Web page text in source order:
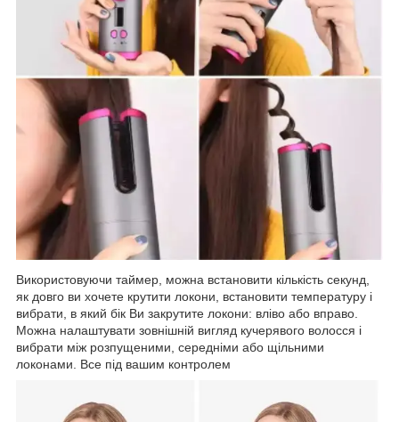
Використовуючи таймер, можна встановити кількість секунд,
як довго ви хочете крутити локони, встановити температуру і
вибрати, в який бік Ви закрутите локони: вліво або вправо.
Можна налаштувати зовнішній вигляд кучерявого волосся і
вибрати між розпущеними, середніми або щільними
локонами. Все під вашим контролем